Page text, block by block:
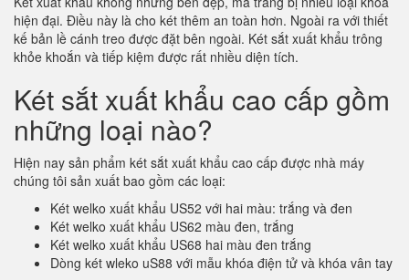
hiện đại. Điều này là cho két thêm an toàn hơn. Ngoài ra với thiết
kế bản lề cánh treo được đặt bên ngoài. Két sắt xuất khẩu trông
khỏe khoắn và tiếp kiệm được rất nhiều diện tích.
Két sắt xuất khẩu cao cấp gồm
những loại nào?
Hiện nay sản phẩm két sắt xuất khẩu cao cấp được nhà máy
chúng tôi sản xuất bao gồm các loại:
Két welko xuất khẩu US52 với hai màu: trắng và đen
Két welko xuất khẩu US62 màu đen, trắng
Két welko xuất khẩu US68 hai màu đen trắng
Dòng két wleko uS88 với mẫu khóa điện tử và khóa vân tay